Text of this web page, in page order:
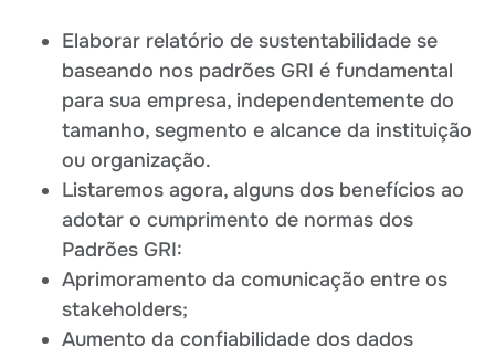
Elaborar relatório de sustentabilidade se
baseando nos padrões GRI é fundamental
para sua empresa, independentemente do
tamanho, segmento e alcance da instituição
ou organização.
Listaremos agora, alguns dos benefícios ao
adotar o cumprimento de normas dos
Padrões GRI:
Aprimoramento da comunicação entre os
stakeholders;
Aumento da confiabilidade dos dados